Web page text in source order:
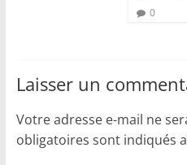
0
Laisser un
Votre adresse e-mail ne
obligatoires sont indiqués